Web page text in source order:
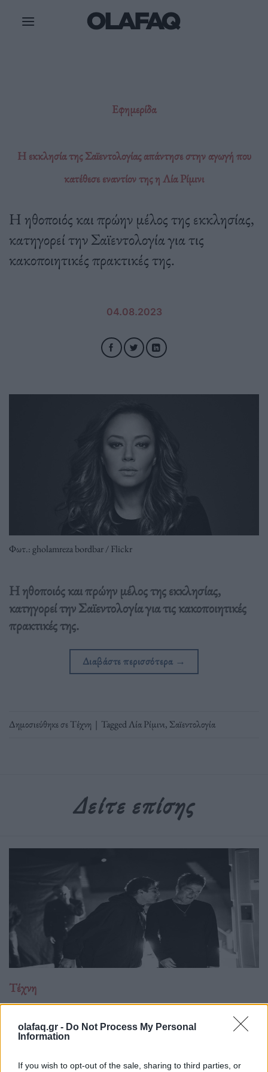
olafaq.gr - Do Not Process My Personal
Information
If you wish to opt-out of the sale, sharing to third parties, or
Εφημερίδα
Η εκκλησία της Σαϊεντολογίας απάντησε στην αγωγή που
κατέθεσε εναντίον της η Λία Ρίμινι
Η ηθοποιός και πρώην μέλος της εκκλησίας,
κατηγορεί την Σαϊεντολογία για τις
κακοποιητικές πρακτικές της.
04.08.2023
Φωτ.: gholamreza bordbar / Flickr
Η ηθοποιός και πρώην μέλος της εκκλησίας,
κατηγορεί την Σαϊεντολογία για τις κακοποιητικές
πρακτικές της.
Διαβάστε περισσότερα →
Δημοσιεύθηκε σεΤέχνη | TaggedΛία Ρίμινι, Σαϊεντολογία
Δείτε επίσης
Τέχνη
Το Disney δίνει teaser για το documentary
“Don’t Look Back in Anger” των Oasis